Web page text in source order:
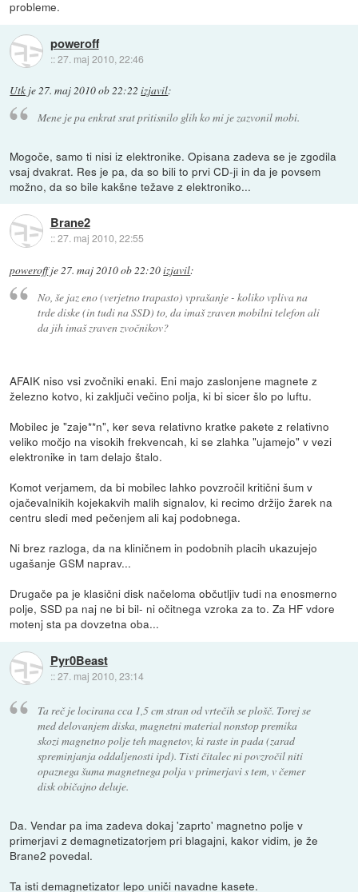
probleme.
poweroff
::27. maj 2010, 22:46
Utk je27. maj 2010 ob 22:22 izjavil:
Mene je pa enkrat srat pritisnilo glih ko mi je zazvonil mobi.
Mogoče, samo ti nisi iz elektronike. Opisana zadeva se je zgodila
vsaj dvakrat. Res je pa, da so bili to prvi CD-ji in da je povsem
možno, da so bile kakšne težave z elektroniko...
Brane2
::27. maj 2010, 22:55
poweroffje27. maj 2010 ob 22:20izjavil:
No, še jaz eno (verjetno trapasto) vprašanje - koliko vpliva na
trde diske (in tudi na SSD) to, da imaš zraven mobilni telefon ali
da jih imaš zraven zvočnikov?
AFAIK niso vsi zvočniki enaki. Eni majo zaslonjene magnete z
železno kotvo, ki zaključi večino polja, ki bi sicer šlo po luftu.
Mobilec je "zaje**n", ker seva relativno kratke pakete z relativno
veliko močjo na visokih frekvencah, ki se zlahka "ujamejo" v vezi
elektronike in tam delajo štalo.
Komot verjamem, da bi mobilec lahko povzročil kritični šum v
ojačevalnikih kojekakvih malih signalov, ki recimo držijo žarek na
centru sledi med pečenjem ali kaj podobnega.
Ni brez razloga, da na kliničnem in podobnih placih ukazujejo
ugašanje GSM naprav...
Drugače pa je klasični disk načeloma občutljiv tudi na enosmerno
polje, SSD pa naj ne bi bil- ni očitnega vzroka za to. Za HF vdore
motenj sta pa dovzetna oba...
Pyr0Beast
::27. maj 2010, 23:14
Ta reč je locirana cca 1,5 cm stran od vrtečih se plošč. Torej se
med delovanjem diska, magnetni material nonstop premika
skozi magnetno polje teh magnetov, ki raste in pada (zarad
spreminjanja oddaljenosti ipd). Tisti čitalec ni povzročil niti
opaznega šuma magnetnega polja v primerjavi s tem, v čemer
disk običajno deluje.
Da. Vendar pa ima zadeva dokaj 'zaprto' magnetno polje v
primerjavi z demagnetizatorjem pri blagajni, kakor vidim, je že
Brane2 povedal.
Ta isti demagnetizator lepo uniči navadne kasete.